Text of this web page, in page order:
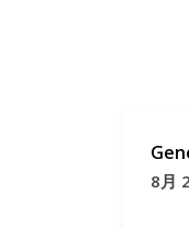
8月